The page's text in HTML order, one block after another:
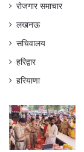
रोजगार समाचार
लखनऊ
सचिवालय
हरिद्वार
हरियाणा